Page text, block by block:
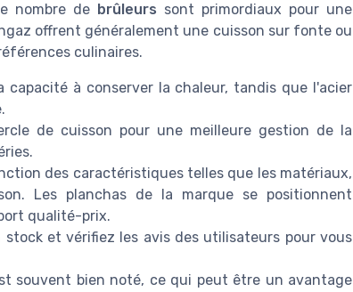
nombre de brûleurs sont primordiaux pour une
offrent généralement une cuisson sur fonte ou
culinaires.
à conserver la chaleur, tandis que l'acier
de cuisson pour une meilleure gestion de la
des caractéristiques telles que les matériaux,
Les planchas de la marque se positionnent
qualité-prix.
et vérifiez les avis des utilisateurs pour vous
souvent bien noté, ce qui peut être un avantage